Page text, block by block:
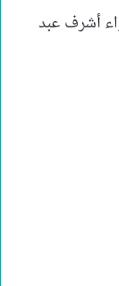
أشرف عبد